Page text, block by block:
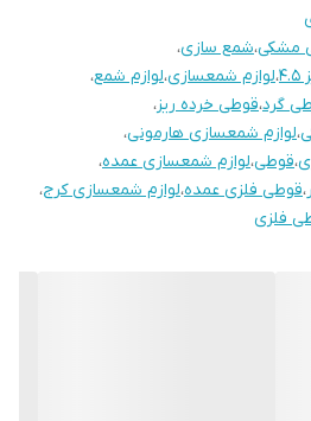
مشکی،شمع سازی،
،لوازم شمعسازی،لوازم شمع،
گرد،قوطی خرده ریز،
،لوازم شمعسازی هارمونی،
،قوطی،لوازم شمعسازی عمده،
،قوطی فلزی عمده،لوازم شمعسازی کرج،
فلزی